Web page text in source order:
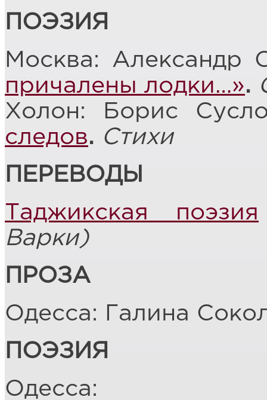
ПОЭЗИЯ
Москва: Александр
причалены лодки…».
Холон: Борис
следов. Стихи
ПЕРЕВОДЫ
Таджикская поэзия
Варки)
ПРОЗА
Одесса: Галина
ПОЭЗИЯ
Одесса: